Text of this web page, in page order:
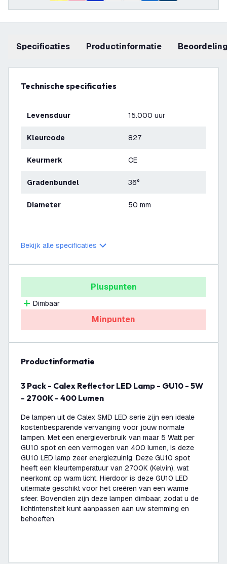
Specificaties productinformatie
Technische specificaties
Levensduur 15.000 uur
Kleurcode 827
Keurmerk CE
Gradenbundel 36°
Diameter 50 mm
Bekijk alle specificaties
Pluspunten
Dimbaar
Minpunten
productinformatie
3 Pack - Calex Reflector LED Lamp - GU10 - 5W
- 2700K - 400 Lumen
De lampen uit de Calex SMD LED serie zijn een ideale
kostenbesparende vervanging voor jouw normale
lampen. Met een energieverbruik van maar 5 Watt per
GU10 spot en een vermogen van 400 lumen, is deze
GU10 LED lamp zeer energiezuinig. Deze GU10 spot
heeft een kleurtemperatuur van 2700K (Kelvin), wat
neerkomt op warm licht. Hierdoor is deze GU10 LED
uitermate geschikt voor het creëren van een warme
sfeer. Bovendien zijn deze lampen dimbaar, zodat u de
lichtintensiteit kunt aanpassen aan uw stemming en
behoeften.